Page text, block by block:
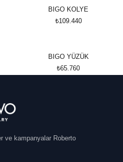
BIGO KOLYE
₺109.440
BIGO YÜZÜK
₺65.760
ve kampanyalar Roberto